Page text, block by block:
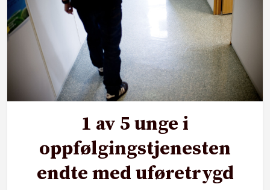
1 av 5 unge i
oppfølgingstjenesten
endte med uføretrygd